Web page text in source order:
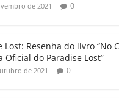
de 2021 0
Lost: Resenha do livro “No
Oficial do Paradise Lost”
de 2021 0